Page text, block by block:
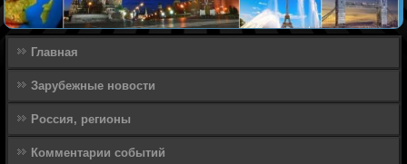
Главная
Зарубежные новости
Россия, регионы
Комментарии событий